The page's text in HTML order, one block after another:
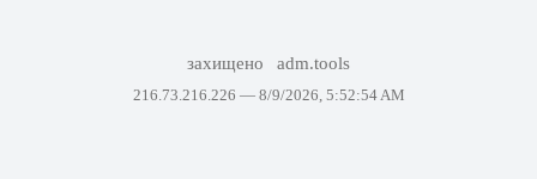
захищено adm.tools
216.73.216.226 — 8/9/2026, 5:52:54 AM